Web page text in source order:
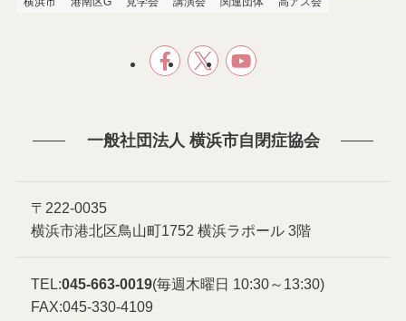
一般社団法人 横浜市自閉症協会
〒222-0035
横浜市港北区鳥山町1752 横浜ラポール 3階
TEL:045-663-0019(毎週木曜日 10:30～13:30)
FAX:045-330-4109